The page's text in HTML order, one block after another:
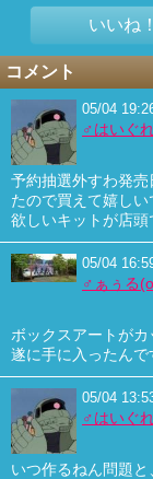
いいね
コメント
05/04
♂はいぐ
予約抽選外すわ発
たので買えて嬉しい
欲しいキットが店
05/04
♂ぁぅる
ボックスアートがカ
遂に手に入ったんで
05/04
♂はいぐ
いつ作るねん問題と